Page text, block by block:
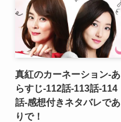
真紅のカーネーション-あ
らすじ-112話-113話-114
話-感想付きネタバレであ
りで！